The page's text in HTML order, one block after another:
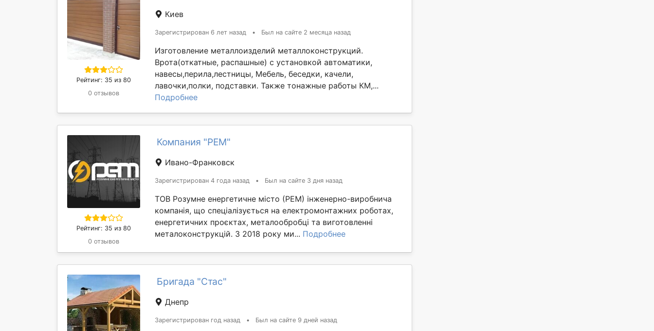
Рейтинг: 35 из 80
0 отзывов
Киев
Зарегистрирован 6 лет назад • Был на сайте 2 месяца назад
Изготовление металлоизделий металлоконструкций.
Врота(откатные, распашные) с установкой автоматики,
навесы,перила,лестницы, Мебель, беседки, качели,
лавочки,полки, подставки. Также тонажные работы КМ,...
Подробнее
Рейтинг: 35 из 80
0 отзывов
Компания "РЕМ"
Ивано-Франковск
Зарегистрирован 4 года назад • Был на сайте 3 дня назад
ТОВ Розумне енергетичне місто (РЕМ) інженерно-виробнича
компанія, що спеціалізується на електромонтажних роботах,
енергетичних проєктах, металообробці та виготовленні
металоконструкцій. З 2018 року ми... Подробнее
Бригада "Стас"
Днепр
Зарегистрирован год назад • Был на сайте 9 дней назад